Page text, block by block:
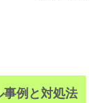
例と対処法